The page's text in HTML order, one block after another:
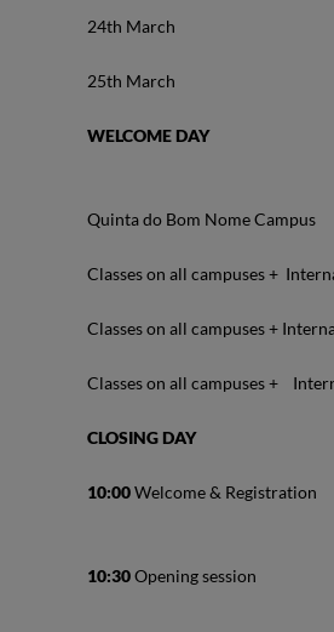
24th March
25th March
WELCOME DAY
Quinta do Bom Nome Campus
Classes on all campuses +
Classes on all campuses +
Classes on all campuses +
CLOSING DAY
10:00Welcome & Registration
10:30Opening session